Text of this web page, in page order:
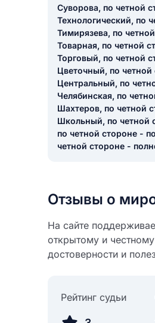
Суворова, по четной
Технологический, по
Тимирязева, по
Товарная, по четной
Торговый, по четной
Цветочный, по
Центральный, по
Челябинская, по
Шахтеров, по четной
Школьный, по четной
по четной стороне -
четной стороне -
Отзывы о
На сайте
открытому и
достоверности и
Рейтинг судьи